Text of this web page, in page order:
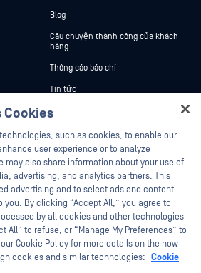
mật
phối
Blog
Câu chuyện thành công của khách
hàng
Thông cáo báo chí
Tin tức
Sự kiện
Hội thảo trên trực tuyến
Datasheets
White Papers
Công cụ miễn phí
Mọi quyền được bảo lưu. OPSWAT , MetaDefender
Logo, Không tin tưởng bất kỳ tệp tin nào.
Cookies
such as cookies, to enable our
user experience or to analyze
may also share information about your use of
advertising, and analytics partners. This
advertising and to select ads and content
By clicking “Accept All,” you agree to
by all cookies and other technologies
All” to refuse, or “Manage My Preferences” to
Cookie Policy for more details on the how
cookies and similar technologies: Cookie
there!
Ozzy, your OPSWAT virtual assistant.
can I help you secure what's critical